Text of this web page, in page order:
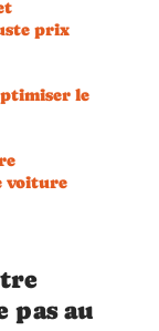
prix
le
voiture
pas au